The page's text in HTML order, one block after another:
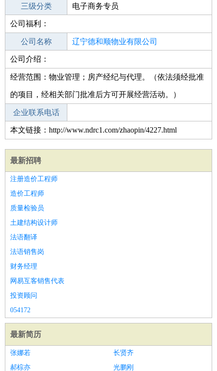
二级分类 淘宝/网店
三级分类 电子商务专员
其他行业
公司福利：
公司名称 辽宁德和顺物业有限公司
公司类型
公司介绍：
经营范围：物业管理；房产经纪与代理。（依法须经批准
的项目，经相关部门批准后方可开展经营活动。）
企业联系电话
本文链接：http://www.ndrc1.com/zhaopin/4227.html
最新招聘
注册造价工程师
造价工程师
质量检验员
土建结构设计师
法语翻译
法语销售岗
财务经理
网易互客销售代表
投资顾问
054172
最新简历
张娜若
长贤齐
郝棕亦
光鹏刚